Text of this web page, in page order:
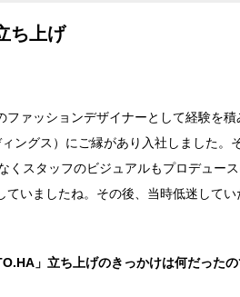
ち上げ
ァッションデザイナーとして経験を
ングス）にご縁があり入社しました。
くスタッフのビジュアルもプロデュー
いましたね。その後、当時低迷して
」立ち上げのきっかけは何だったの